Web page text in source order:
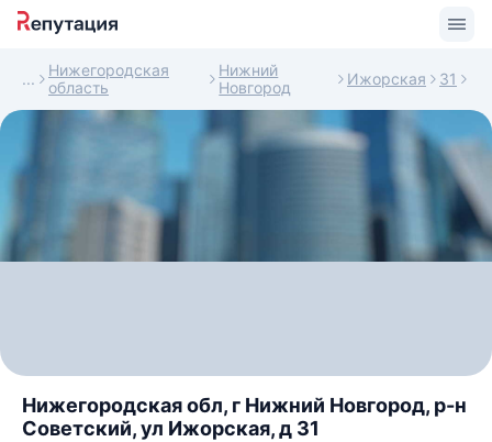
Нижегородская
область
Нижний
Новгород
Ижорская 31
Нижегородская обл, г Нижний Новгород, р-н
Советский, ул Ижорская, д 31